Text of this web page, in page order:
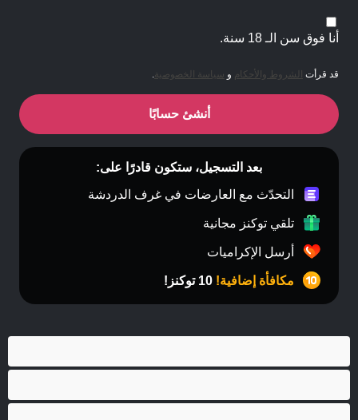
أنا فوق سن الـ 18 سنة.
قد قرأت الشروط والأحكام و سياسة الخصوصية.
أنشئ حسابًا
بعد التسجيل، ستكون قادرًا على:
التحدّث مع العارضات في غرف الدردشة
تلقي توكنز مجانية
أرسل الإكراميات
مكافأة إضافية!